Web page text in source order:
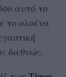
αυτό το
το ολοένα
διεθνώς.